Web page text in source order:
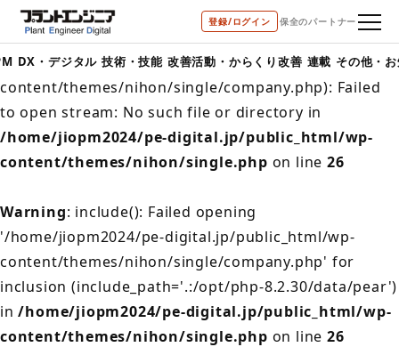
登録/ログイン 保全のパートナー
DX・デジタル 技術・技能 改善活動・からくり改善 連載 その他・
Warning: include(/home/jiopm2024/pe-
digital.jp/public_html/wp-
content/themes/nihon/single/company.php): Failed
to open stream: No such file or directory in
/home/jiopm2024/pe-digital.jp/public_html/wp-
content/themes/nihon/single.php on line26
Warning: include(): Failed opening
'/home/jiopm2024/pe-digital.jp/public_html/wp-
content/themes/nihon/single/company.php' for
inclusion (include_path='.:/opt/php-8.2.30/data/pear')
in/home/jiopm2024/pe-digital.jp/public_html/wp-
content/themes/nihon/single.php on line26